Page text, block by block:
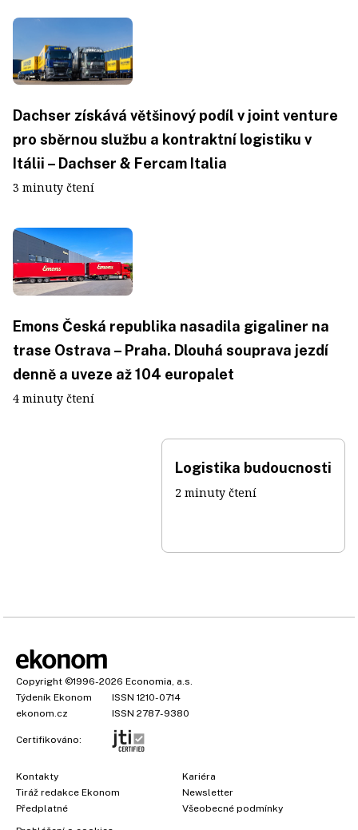
Dachser získává většinový podíl v joint venture
pro sběrnou službu a kontraktní logistiku v
Itálii – Dachser & Fercam Italia
3 minuty čtení
Emons Česká republika nasadila gigaliner na
trase Ostrava – Praha. Dlouhá souprava jezdí
denně a uveze až 104 europalet
4 minuty čtení
Logistika budoucnosti
2 minuty čtení
Copyright ©1996-2026 Economia, a.s.
Týdeník Ekonom
ISSN 1210-0714
ekonom.cz
ISSN 2787-9380
Certifikováno:
Kontakty
Tiráž redakce Ekonom
Předplatné
Kariéra
Newsletter
Všeobecné podmínky